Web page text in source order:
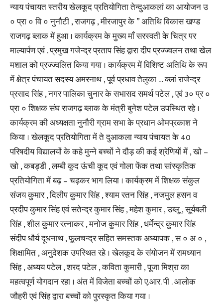
न्याय पंचायत स्तरीय खेलकूद प्रतियोगिता तेन्दुआकलां का आयोजन उ
० प्रा ० वि ० नुनौटी , राजगढ़ , मीरजापुर के ” अतिथि विकास खण्ड
राजगढ़ ब्लाक में हुआ । कार्यक्रम के मुख्य माँ सरस्वती के चित्र पर
माल्यार्पण एवं . प्रमुख गजेन्द्र प्रताप सिंह द्वारा दीप प्रज्ज्वलन तथा खेल
मशाल को प्रज्ज्वलित किया गया । कार्यक्रम में विशिष्ट अतिथि के रूप
में क्षेत्र पंचायत सदस्य अमरनाथ , पूर्व प्रधाव तेलुका … क्लां राजेन्द्र
प्रसाद सिंह , नगर पालिका चुनार के सभासद समर्थ पटेल , एवं 3० प्र ०
प्रा ० शिक्षक संघ राजगढ़ ब्लाक के मंत्री बुनेश पटेल उपस्थित रहे ।
कार्यक्रम की अध्यक्षता नुनौरी ग्राम सभा के प्रधान ओमप्रकाश ने
किया । खेलकूद प्रतियोगिता में ते दुआकला न्याय पंचायत के 40
परिषदीय विद्यालयों के कहे मुन्ने बच्चों ने दौड़ की कई श्रेणियों में , खो –
खो , कबड्डी , लम्बी कूद ऊंची कूद एवं गोला फेंक तथा सांस्कृतिक
प्रतियोगिता में बढ़ – चढ़कर भाग लिया । कार्यक्रम में शिक्षक संकुल
संजय कुमार , दिलीप कुमार सिंह , श्याम रतन सिंह , नजमुल हसन व
प्रदीप कुमार सिंह एवं सतेन्द्र कुमार सिंह , महेश कुमार , उब्लू , सूर्यबली
सिंह , शील कुमार रत्नाकर , मनोज कुमार सिंह , धर्मेन्द्र कुमार सिंह
संदीप धौर्य दूधनाथ , फूलचन्द्र सहित समस्तक अध्यापक , स ० अ ० ,
शिक्षामित , अनुदेशक उपस्थित रहे । खेलकूद के संयोजन में रामध्यान
सिंह , अध्यय पटेल , शरद पटेल , कविता कुमारी , पूजा मिश्रा का
महत्वपूर्ण योगदान रहा । अंत में विजेता बच्चों को ए.आर. पी . आलोक
जौहरी एवं सिंह द्वारा बच्चों को पुरस्कृत किया गया ।